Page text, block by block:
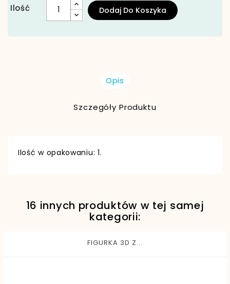
Ilość Dodaj Do Koszyka
Opis
Szczegóły Produktu
Ilość w opakowaniu: 1.
EAN13 5901812785220
16 innych produktów w tej samej
kategorii:
FIGURKA 3D Z...